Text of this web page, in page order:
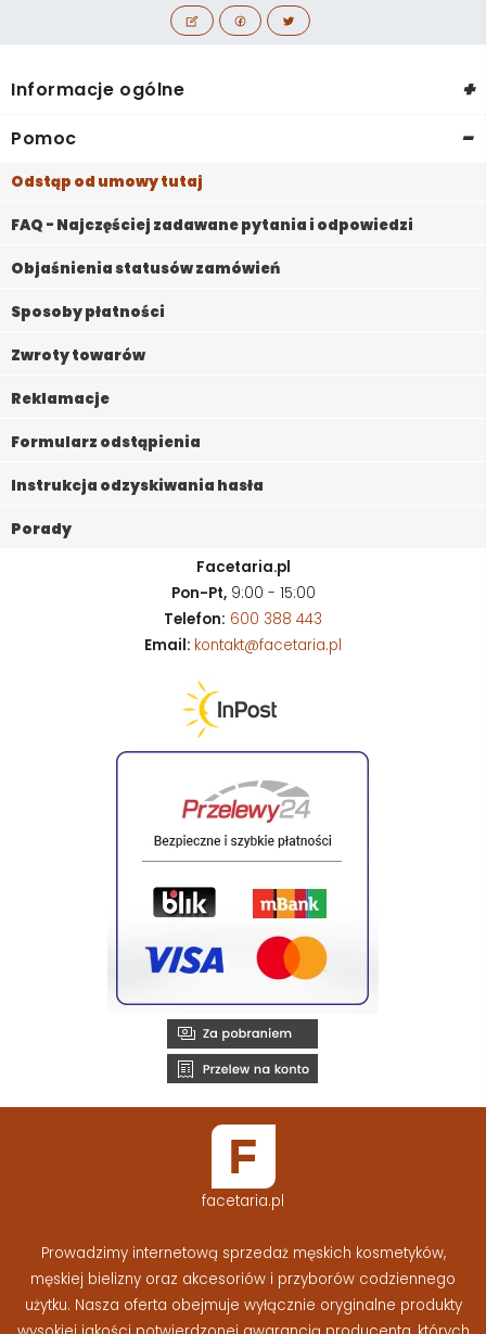
Informacje ogólne +
Pomoc -
Odstąp od umowy tutaj
FAQ - Najczęściej zadawane pytania i odpowiedzi
Objaśnienia statusów zamówień
Sposoby płatności
Zwroty towarów
Reklamacje
Formularz odstąpienia
Instrukcja odzyskiwania hasła
Porady
Facetaria.pl
Pon-Pt,9:00 - 15:00
Telefon: 600 388 443
Email: kontakt@facetaria.pl
facetaria.pl
Prowadzimy internetową sprzedaż męskich kosmetyków,
męskiej bielizny oraz akcesoriów i przyborów codziennego
użytku. Nasza oferta obejmuje wyłącznie oryginalne produkty